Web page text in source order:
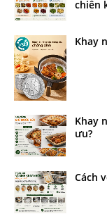
chiên
Khay
Khay
ưu?
Cách